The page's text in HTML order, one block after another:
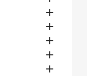




